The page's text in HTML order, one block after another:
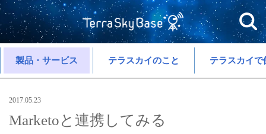
製品・サービス テラスカイのこと テラスカイで
2017.05.23
Marketoと連携してみる